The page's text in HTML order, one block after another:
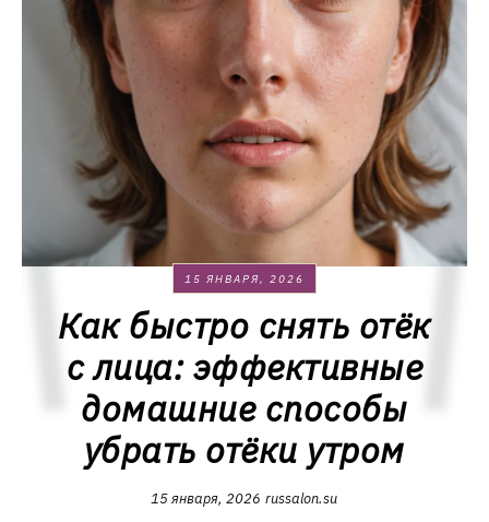
15 ЯНВАРЯ, 2026
Как быстро снять отёк
с лица: эффективные
домашние способы
убрать отёки утром
15 января, 2026 russalon.su